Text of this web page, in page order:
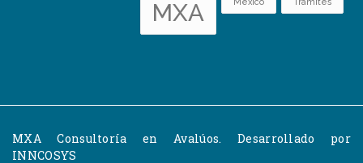
MXA
MXA Consultoría en Avalúos. Desarrollado por
INNCOSYS